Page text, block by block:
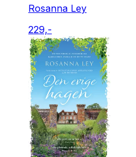
Rosanna Ley
229,-